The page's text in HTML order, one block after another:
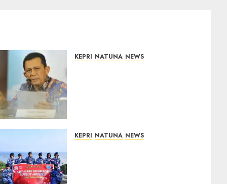
KEPRI NATUNA NEWS
KEPRI NATUNA NEWS